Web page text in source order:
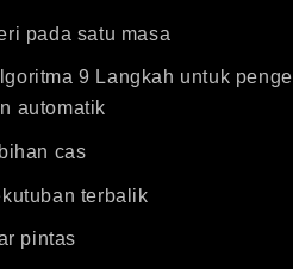
pada satu masa
9 Langkah untuk
automatik
cas
terbalik
pintas